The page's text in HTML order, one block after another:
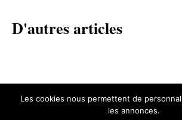
D'autres articles
Mentions légales
Les cookies nous permettent de
les annonces.